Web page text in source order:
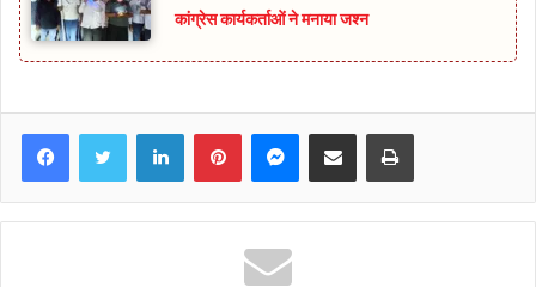
कांग्रेस कार्यकर्ताओं ने मनाया जश्न
FacebookTwitter LinkedInPinterestMessenger
Share via Email Print